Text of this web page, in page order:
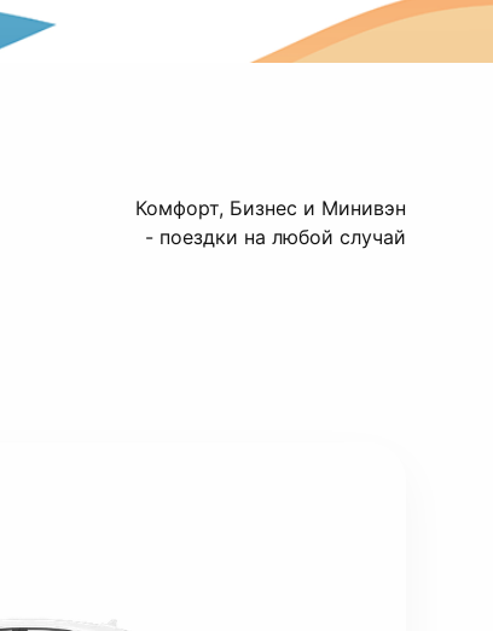
Комфорт, Бизнес и Минивэн
- поездки на любой случай